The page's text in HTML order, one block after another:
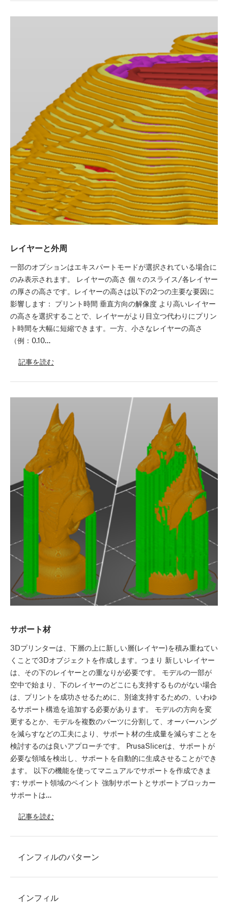
レイヤーと外周
一部のオプションはエキスパートモードが選択されている場合に
のみ表示されます。 レイヤーの高さ 個々のスライス/各レイヤー
の厚さの高さです。レイヤーの高さは以下の2つの主要な要因に
影響します： プリント時間 垂直方向の解像度 より高いレイヤー
の高さを選択することで、レイヤーがより目立つ代わりにプリン
ト時間を大幅に短縮できます。一方、小さなレイヤーの高さ
（例：0.10…
記事を読む
サポート材
3Dプリンターは、下層の上に新しい層(レイヤー)を積み重ねてい
くことで3Dオブジェクトを作成します。つまり 新しいレイヤー
は、その下のレイヤーとの重なりが必要です。 モデルの一部が
空中で始まり、下のレイヤーのどこにも支持するものがない場合
は、プリントを成功させるために、別途支持するための、いわゆ
るサポート構造を追加する必要があります。 モデルの方向を変
更するとか、モデルを複数のパーツに分割して、オーバーハング
を減らすなどの工夫により、サポート材の生成量を減らすことを
検討するのは良いアプローチです。 PrusaSlicerは、サポートが
必要な領域を検出し、サポートを自動的に生成させることができ
ます。 以下の機能を使ってマニュアルでサポートを作成できま
す: サポート領域のペイント 強制サポートとサポートブロッカー
サポートは…
記事を読む
インフィルのパターン
インフィル